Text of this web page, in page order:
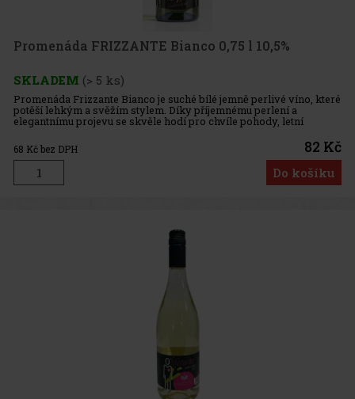
Promenáda FRIZZANTE Bianco 0,75 l 10,5%
SKLADEM (> 5 ks)
Promenáda Frizzante Bianco je suché bílé jemně perlivé víno, které
potěší lehkým a svěžím stylem. Díky příjemnému perlení a
elegantnímu projevu se skvěle hodí pro chvíle pohody, letní
posezení i slavnostnější příležitosti, kdy chcete sáhnout po dobře
68 Kč bez DPH 82 Kč
Do košíku